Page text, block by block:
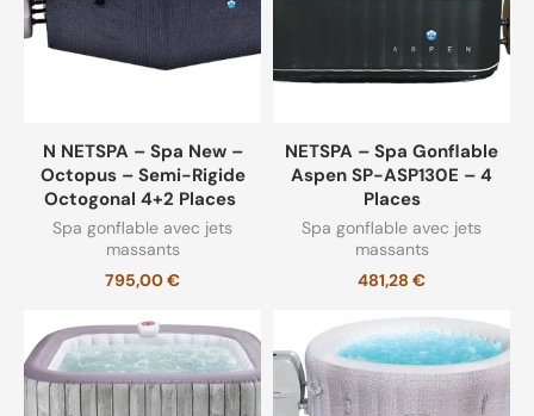
N NETSPA – Spa New –
Octopus – Semi-Rigide
Octogonal 4+2 Places
Spa gonflable avec jets
massants
795,00€
NETSPA – Spa Gonflable
Aspen SP-ASP130E – 4
Places
Spa gonflable avec jets
massants
481,28 €